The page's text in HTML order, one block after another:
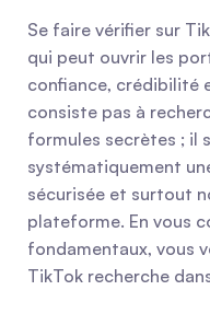
Se faire vérifier sur
qui peut ouvrir les
confiance, crédibilité
consiste pas à
formules secrètes ; il
systématiquement
sécurisée et surtout
plateforme. En vous
fondamentaux, vous
TikTok recherche